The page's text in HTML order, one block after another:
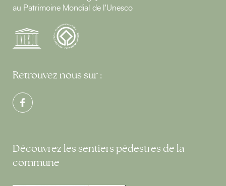
au Patrimoine Mondial de l'Unesco
Retrouvez nous sur :
Découvrez les sentiers pédestres de la
commune